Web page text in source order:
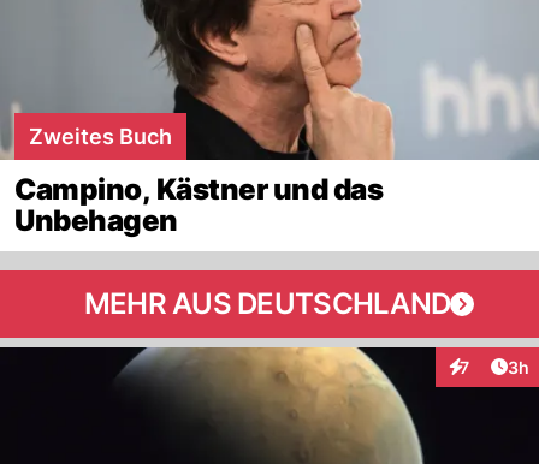
Zweites Buch
Campino, Kästner und das
Unbehagen
MEHR AUS DEUTSCHLAND
7 3h